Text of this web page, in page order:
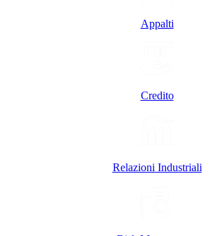
Appalti
Credito
Relazioni Industriali